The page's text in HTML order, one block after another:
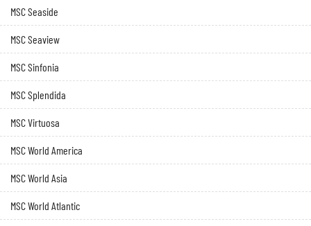
MSC Seaside
MSC Seaview
MSC Sinfonia
MSC Splendida
MSC Virtuosa
MSC World America
MSC World Asia
MSC World Atlantic